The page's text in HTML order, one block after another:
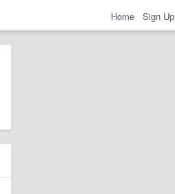
Home Sign Up